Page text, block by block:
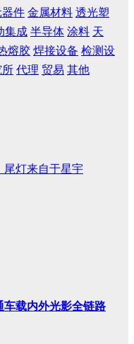
器件 金属材料 透光塑
集成 半导体 涂料 天
熔胶 焊接设备 检测设
所 代理 贸易 其他
尾灯来自于星宇
车载内外光影全链路